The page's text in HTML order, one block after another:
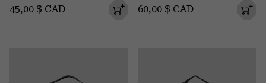
Regular price:
45,00 $ CAD Regular price:
60,00 $ CAD